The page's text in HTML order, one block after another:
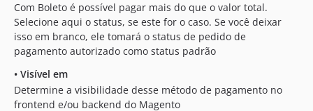
Com Boleto é possível pagar mais do que o valor total.
Selecione aqui o status, se este for o caso. Se você deixar
isso em branco, ele tomará o status de pedido de
pagamento autorizado como status padrão
• Visível em
Determine a visibilidade desse método de pagamento no
frontend e/ou backend do Magento